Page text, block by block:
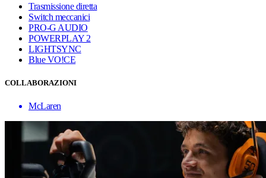
Trasmissione diretta
Switch meccanici
PRO-G AUDIO
POWERPLAY 2
LIGHTSYNC
Blue VO!CE
COLLABORAZIONI
McLaren